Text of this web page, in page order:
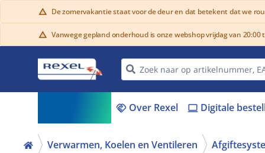
warning De zomervakantie staat voor de deur en dat betekent dat we
warning Vanwege gepland onderhoud is onze webshop vrijdag van
handshake Over Rexel laptop Digitale
Verwarmen, Koelen en Ventileren